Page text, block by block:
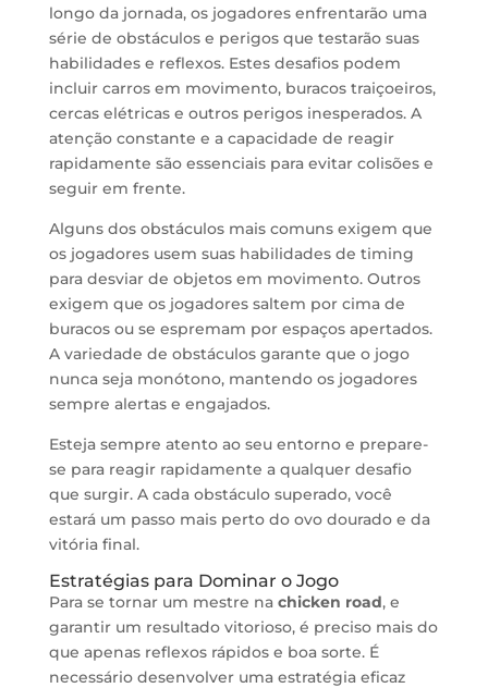
longo da jornada, os jogadores enfrentarão uma
série de obstáculos e perigos que testarão suas
habilidades e reflexos. Estes desafios podem
incluir carros em movimento, buracos traiçoeiros,
cercas elétricas e outros perigos inesperados. A
atenção constante e a capacidade de reagir
rapidamente são essenciais para evitar colisões e
seguir em frente.
Alguns dos obstáculos mais comuns exigem que
os jogadores usem suas habilidades de timing
para desviar de objetos em movimento. Outros
exigem que os jogadores saltem por cima de
buracos ou se espremam por espaços apertados.
A variedade de obstáculos garante que o jogo
nunca seja monótono, mantendo os jogadores
sempre alertas e engajados.
Esteja sempre atento ao seu entorno e prepare-
se para reagir rapidamente a qualquer desafio
que surgir. A cada obstáculo superado, você
estará um passo mais perto do ovo dourado e da
vitória final.
Estratégias para Dominar o Jogo
Para se tornar um mestre na chicken road, e
garantir um resultado vitorioso, é preciso mais do
que apenas reflexos rápidos e boa sorte. É
necessário desenvolver uma estratégia eficaz